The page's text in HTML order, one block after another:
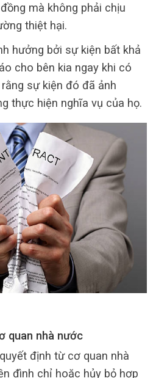
mà không phải chịu
thiệt hại.
hưởng bởi sự kiện bất khả
cho bên kia ngay khi có
sự kiện đó đã ảnh
thực hiện nghĩa vụ của họ.
quan nhà nước
định từ cơ quan nhà
đình chỉ hoặc hủy bỏ hợp